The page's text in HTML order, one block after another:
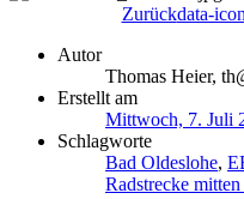
Zurückdata-
Autor
Thomas Heier,
Erstellt am
Mittwoch, 7. Juli
Schlagworte
Bad Oldeslohe,
Radstrecke